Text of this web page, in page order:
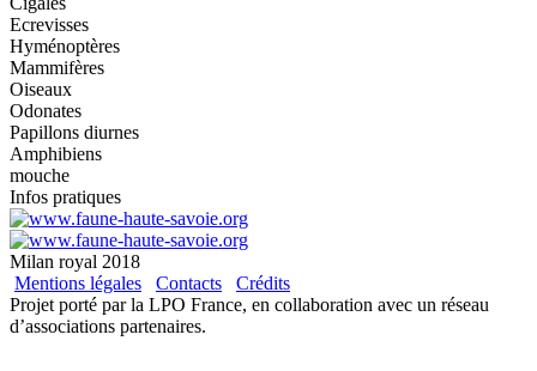
Ecrevisses
Hyménoptères
Mammifères
Oiseaux
Odonates
Papillons diurnes
Amphibiens
mouche
Infos pratiques
Milan royal 2018
Mentions légales
Contacts
Crédits
Projet porté par la LPO France, en collaboration avec un réseau
d’associations partenaires.